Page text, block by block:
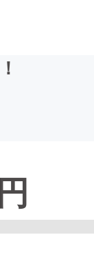
ファッション
円